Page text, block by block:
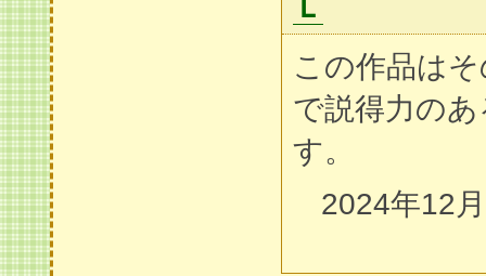
Ｌ
この作品は
で説得力の
す。
2024年12